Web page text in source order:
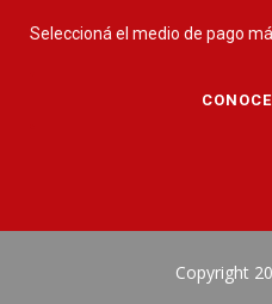
Seleccioná el medio de pago
Copyright